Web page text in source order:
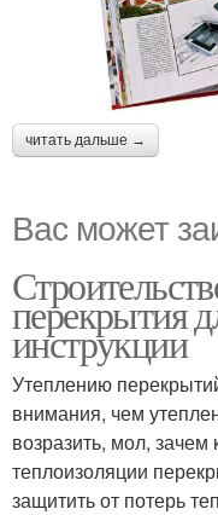
читать дальше →
Вас может
перекрытия
инструкции
Утеплению
внимания, чем
возразить, мол, зачем
теплоизоляции
защитить от потерь